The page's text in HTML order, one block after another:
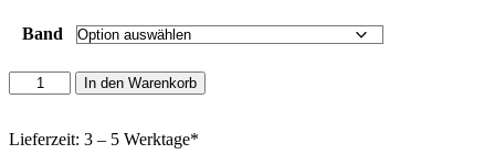
Band
Men
In den Warenkorb
Lieferzeit: 3 – 5 Werktage*